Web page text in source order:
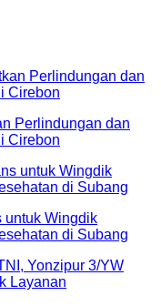
Perlindungan dan
Cirebon
untuk Wingdik
di Subang